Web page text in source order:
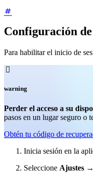
Configuración
Para habilitar el inicio de

warning
Perder el acceso a su
pasos en un lugar seguro o
Obtén tu código de
Inicia sesión en la
Seleccione Ajustes →